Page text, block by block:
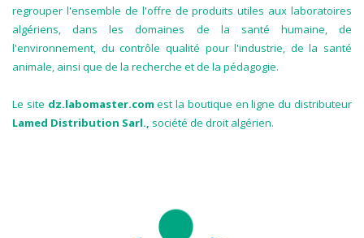
regrouper l'ensemble de l'offre de produits utiles aux laboratoires
algériens, dans les domaines de la santé humaine, de
l'environnement, du contrôle qualité pour l'industrie, de la santé
animale, ainsi que de la recherche et de la pédagogie.
Le site dz.labomaster.com est la boutique en ligne du distributeur
Lamed Distribution Sarl., société de droit algérien.